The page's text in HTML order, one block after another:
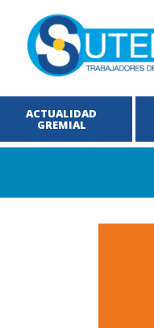
ACTUALIDAD
GREMIAL